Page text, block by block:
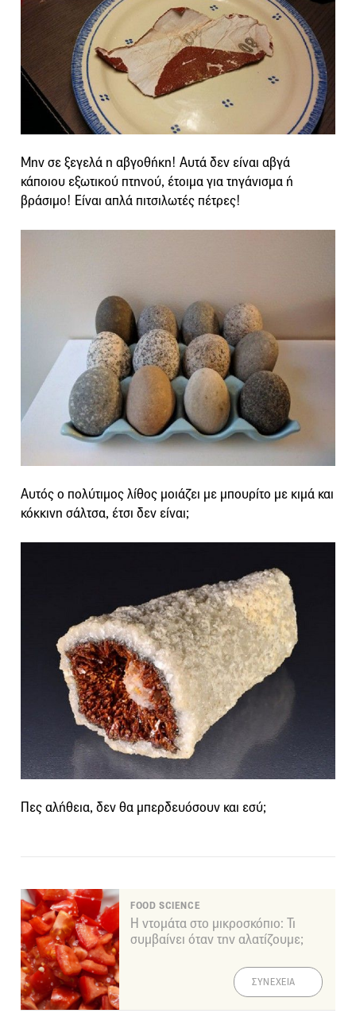
Μην σε ξεγελά η αβγοθήκη! Αυτά δεν είναι αβγά
κάποιου εξωτικού πτηνού, έτοιμα για τηγάνισμα ή
βράσιμο! Είναι απλά πιτσιλωτές πέτρες!
Αυτός ο πολύτιμος λίθος μοιάζει με μπουρίτο με κιμά και
κόκκινη σάλτσα, έτσι δεν είναι;
Πες αλήθεια, δεν θα μπερδευόσουν και εσύ;
FOOD SCIENCE
Η ντομάτα στο μικροσκόπιο: Τι
συμβαίνει όταν την αλατίζουμε;
ΣΥΝΕΧΕΙΑ